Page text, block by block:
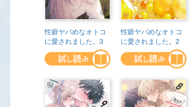
性癖ヤバめなオトコ
に愛されました。3
性癖ヤバめなオトコ
に愛されました。2